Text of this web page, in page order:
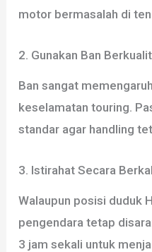
motor bermasalah di
2. Gunakan Ban
Ban sangat
keselamatan touring.
standar agar handling
3. Istirahat Secara
Walaupun posisi duduk
pengendara tetap
3 jam sekali untuk